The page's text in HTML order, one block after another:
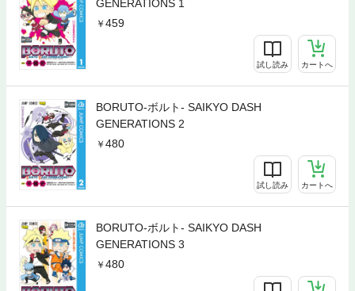
GENERATIONS 1
459
試し読み カートへ
BORUTO-ボルト- SAIKYO DASH
GENERATIONS 2
480
試し読み カートへ
BORUTO‐ボルト‐ SAIKYO DASH
GENERATIONS 3
480